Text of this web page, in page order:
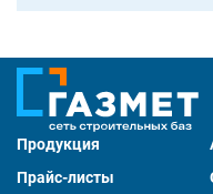
Продукция
Прайс-листы